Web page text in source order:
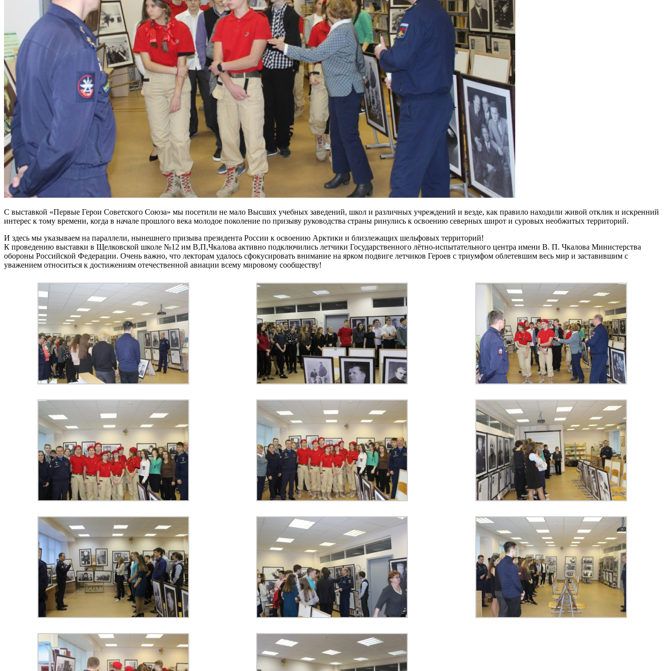
С выставкой «Первые Герои Советского Союза» мы посетили не мало Высших учебных заведений, школ и различных учреждений и везде, как правило находили живой отклик и искренний
интерес к тому времени, когда в начале прошлого века молодое поколение по призыву руководства страны ринулись к освоению северных широт и суровых необжитых территорий.
И здесь мы указываем на параллели, нынешнего призыва президента России к освоению Арктики и близлежащих шельфовых территорий!
К проведению выставки в Щелковской школе №12 им В,П,Чкалова активно подключились летчики Государственного лётно-испытательного центра имени В. П. Чкалова Министерства
обороны Российской Федерации. Очень важно, что лекторам удалось сфокусировать внимание на ярком подвиге летчиков Героев с триумфом облетевшим весь мир и заставившим с
уважением относиться к достижениям отечественной авиации всему мировому сообществу!